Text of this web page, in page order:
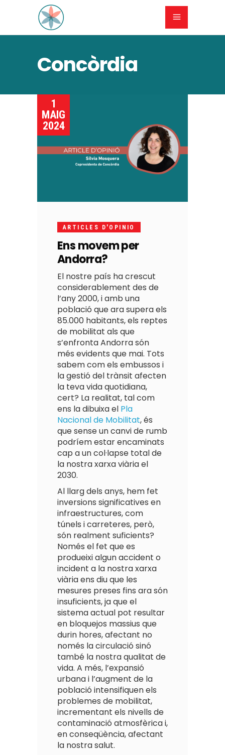
Concòrdia
1
MAIG
2024
ARTICLES D'OPINIO
Ens movem per
Andorra?
El nostre país ha crescut
considerablement des de
l’any 2000, i amb una
població que ara supera els
85.000 habitants, els reptes
de mobilitat als que
s’enfronta Andorra són
més evidents que mai. Tots
sabem com els embussos i
la gestió del trànsit afecten
la teva vida quotidiana,
cert? La realitat, tal com
ens la dibuixa el Pla
Nacional de Mobilitat, és
que sense un canvi de rumb
podríem estar encaminats
cap a un col·lapse total de
la nostra xarxa viària el
2030.
Al llarg dels anys, hem fet
inversions significatives en
infraestructures, com
túnels i carreteres, però,
són realment suficients?
Només el fet que es
produeixi algun accident o
incident a la nostra xarxa
viària ens diu que les
mesures preses fins ara són
insuficients, ja que el
sistema actual pot resultar
en bloquejos massius que
durin hores, afectant no
només la circulació sinó
també la nostra qualitat de
vida. A més, l’expansió
urbana i l’augment de la
població intensifiquen els
problemes de mobilitat,
incrementant els nivells de
contaminació atmosfèrica i,
en conseqüència, afectant
la nostra salut.